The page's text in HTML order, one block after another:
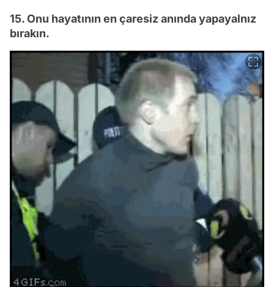
15. Onu hayatının en çaresiz anında yapayalnız
bırakın.